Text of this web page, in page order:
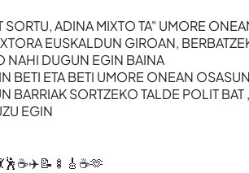
SORTU, ADINA MIXTO TA" UMORE
EUSKALDUN GIROAN,
NAHI DUGUN EGIN BAINA
BETI ETA BETI UMORE ONEAN
BARRIAK SORTZEKO TALDE POLIT BAT ,
EGIN